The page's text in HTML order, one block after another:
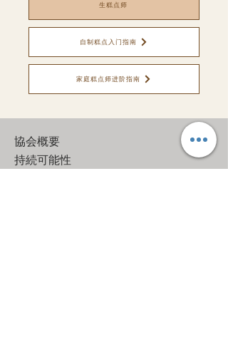
生糕点师
自制糕点入门指南
家庭糕点师进阶指南
協会概要
​持続可能性